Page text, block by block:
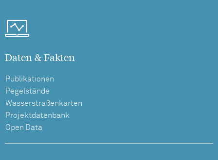
Daten & Fakten
Publikationen
Pegelstände
Wasserstraßenkarten
Projektdatenbank
Open Data